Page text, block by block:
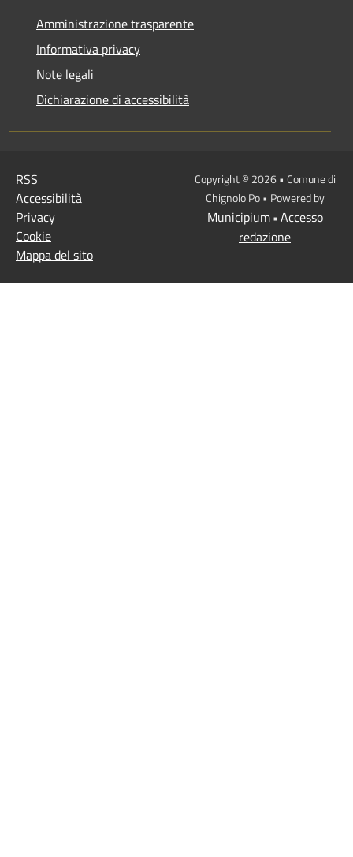
Amministrazione trasparente
Informativa privacy
Note legali
Dichiarazione di accessibilità
RSS
Accessibilità
Privacy
Cookie
Mappa del sito
Copyright © 2026 • Comune di
Chignolo Po • Powered by
Municipium• Accesso
redazione